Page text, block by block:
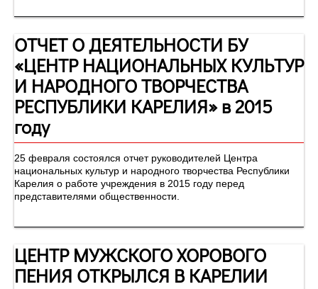
ОТЧЕТ О ДЕЯТЕЛЬНОСТИ БУ
«ЦЕНТР НАЦИОНАЛЬНЫХ КУЛЬТУР
И НАРОДНОГО ТВОРЧЕСТВА
РЕСПУБЛИКИ КАРЕЛИЯ» в 2015
году
25 февраля состоялся отчет руководителей Центра
национальных культур и народного творчества Республики
Карелия о работе учреждения в 2015 году перед
представителями общественности.
ЦЕНТР МУЖСКОГО ХОРОВОГО
ПЕНИЯ ОТКРЫЛСЯ В КАРЕЛИИ